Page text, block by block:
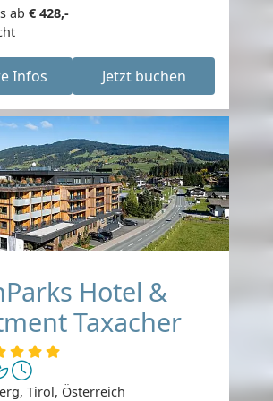
ab € 428,-
Infos Jetzt buchen
Hotel &
Taxacher
Tirol, Österreich